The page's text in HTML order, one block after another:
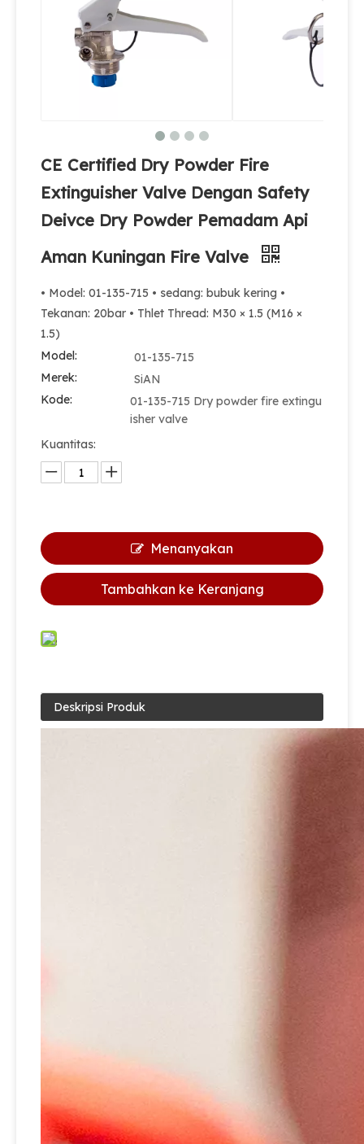
Sertifikasi CE Katup Api Kuningan Untuk Pemadam Api Serbuk Kering
CE Certified Dry Powder Fire
Extinguisher Valve Dengan Safety
Deivce Dry Powder Pemadam Api
Aman Kuningan Fire Valve
• Model: 01-135-715 • sedang: bubuk kering •
Tekanan: 20bar • Thlet Thread: M30 × 1.5 (M16 ×
1.5)
Model:
01-135-715
Merek:
SiAN
Kode:
01-135-715 Dry powder fire extingu
isher valve
Kuantitas:
Menanyakan
Tambahkan ke Keranjang
Deskripsi Produk